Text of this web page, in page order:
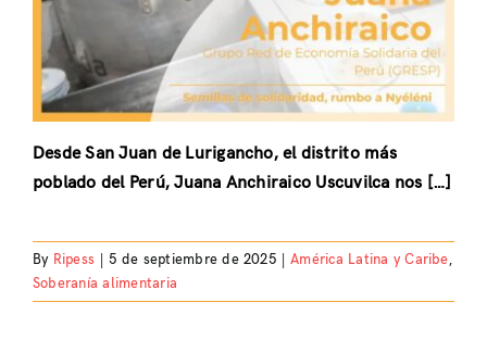
Desde San Juan de Lurigancho, el distrito más
poblado del Perú, Juana Anchiraico Uscuvilca nos […]
By Ripess 5 de septiembre de 2025 América Latina y Caribe,
Soberanía alimentaria